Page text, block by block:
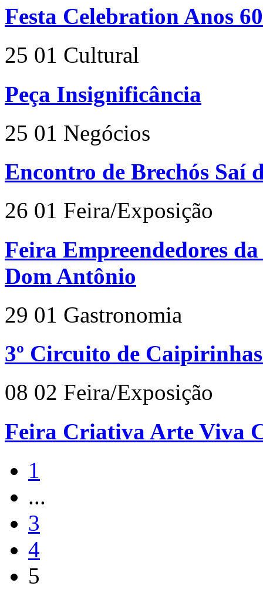
Festa Celebration Anos 60
25 01 Cultural
Peça Insignificância
25 01 Negócios
Encontro de Brechós Saí
26 01 Feira/Exposição
Feira Empreendedores
Dom Antônio
29 01 Gastronomia
3º Circuito de
08 02 Feira/Exposição
Feira Criativa Arte Viva
1
...
3
4
5